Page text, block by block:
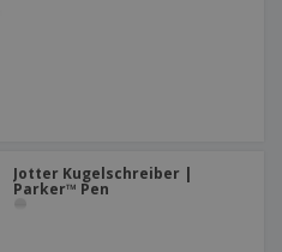
Jotter Kugelschreiber |
Parker™ Pen